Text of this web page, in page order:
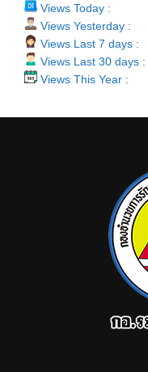
Views Today :
Views Yesterday :
Views Last 7 days :
Views Last 30 days :
Views This Year :